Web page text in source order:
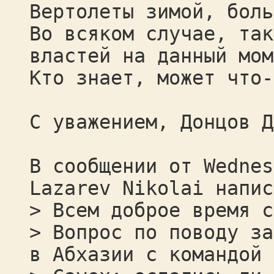
Вертолеты зимой,
Во всяком случае,
властей на данный
Кто знает, может
С уважением, Донцов
В сообщении от
Lazarev Nikolai
> Всем доброе время
> Вопрос по поводу
в Абхазии с командой